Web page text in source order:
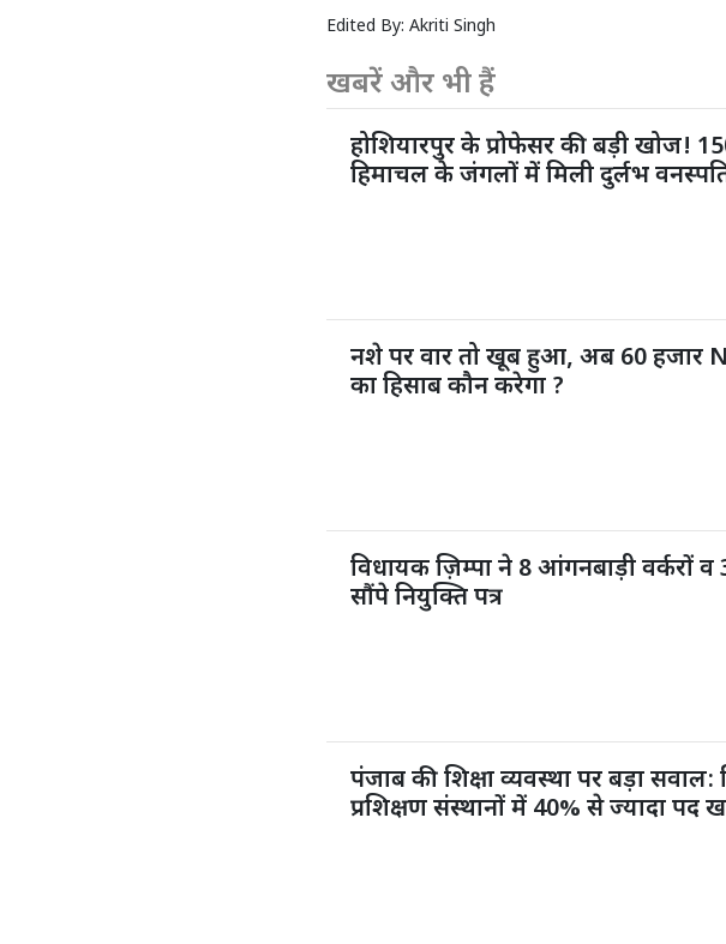
Edited By: Akriti Singh
खबरें और भी हैं
होशियारपुर के प्रोफेसर की बड़ी खोज!
हिमाचल के जंगलों में मिली दुर्लभ
नशे पर वार तो खूब हुआ, अब 60 हजार
का हिसाब कौन करेगा ?
विधायक ज़िम्पा ने 8 आंगनबाड़ी वर्करों व
सौंपे नियुक्ति पत्र
पंजाब की शिक्षा व्यवस्था पर बड़ा सवाल:
प्रशिक्षण संस्थानों में 40% से ज्यादा पद